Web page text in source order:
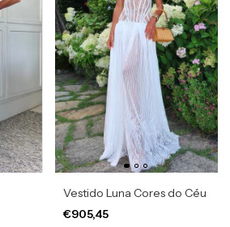
Vestido Luna Cores do Céu
€905,45